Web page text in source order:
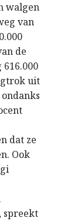
walgen
van
de
616.000
uit
dat ze
Ook
spreekt